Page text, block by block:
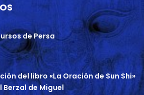
de Persa
del libro «La Oración de Sun Shi»
Berzal de Miguel